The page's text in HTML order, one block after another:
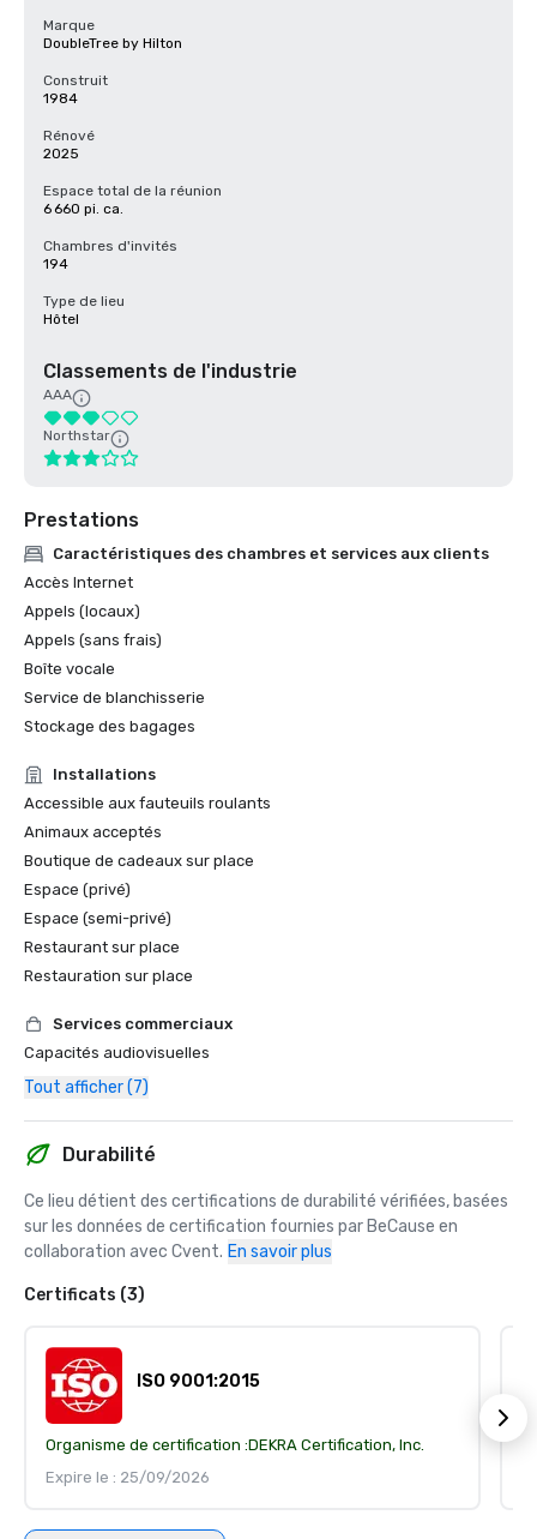
Marque
DoubleTree by Hilton
Construit
1984
Rénové
2025
Espace total de la réunion
6 660 pi. ca.
Chambres d'invités
194
Type de lieu
Hôtel
Classements de l'industrie
AAA
Northstar
Prestations
Caractéristiques des chambres et services aux clients
Accès Internet
Appels (locaux)
Appels (sans frais)
Boîte vocale
Service de blanchisserie
Stockage des bagages
Installations
Accessible aux fauteuils roulants
Animaux acceptés
Boutique de cadeaux sur place
Espace (privé)
Espace (semi-privé)
Restaurant sur place
Restauration sur place
Services commerciaux
Capacités audiovisuelles
Tout afficher (7)
Durabilité
Ce lieu détient des certifications de durabilité vérifiées, basées
sur les données de certification fournies par BeCause en
collaboration avec Cvent. En savoir plus
Certificats (3)
ISO 9001:2015
Organisme de certification :DEKRA Certification, Inc.
Expire le : 25/09/2026